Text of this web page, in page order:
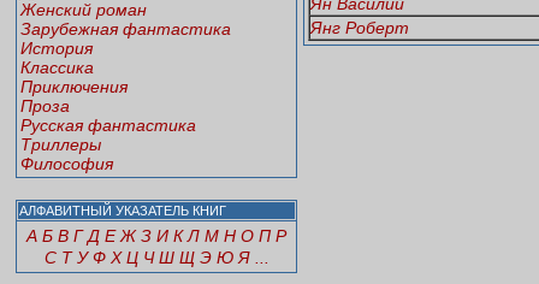
Женский роман
Зарубежная фантастика
История
Классика
Приключения
Проза
Русская фантастика
Триллеры
Философия
АЛФАВИТНЫЙ УКАЗАТЕЛЬ КНИГ
А Б В Г Д Е Ж З И К Л М Н О П Р
С Т У Ф Х Ц Ч Ш Щ Э Ю Я
Янг Роберт